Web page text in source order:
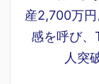
産2,700万
感を呼び
人突